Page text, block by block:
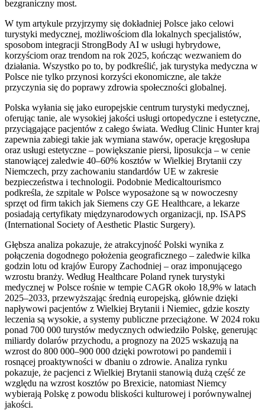
bezgraniczny most.
W tym artykule przyjrzymy się dokładniej Polsce jako celowi
turystyki medycznej, możliwościom dla lokalnych specjalistów,
sposobom integracji StrongBody AI w usługi hybrydowe,
korzyściom oraz trendom na rok 2025, kończąc wezwaniem do
działania. Wszystko po to, by podkreślić, jak turystyka medyczna w
Polsce nie tylko przynosi korzyści ekonomiczne, ale także
przyczynia się do poprawy zdrowia społeczności globalnej.
Polska wyłania się jako europejskie centrum turystyki medycznej,
oferując tanie, ale wysokiej jakości usługi ortopedyczne i estetyczne,
przyciągające pacjentów z całego świata. Według Clinic Hunter kraj
zapewnia zabiegi takie jak wymiana stawów, operacje kręgosłupa
oraz usługi estetyczne – powiększanie piersi, liposukcja – w cenie
stanowiącej zaledwie 40–60% kosztów w Wielkiej Brytanii czy
Niemczech, przy zachowaniu standardów UE w zakresie
bezpieczeństwa i technologii. Podobnie Medicaltourismco
podkreśla, że szpitale w Polsce wyposażone są w nowoczesny
sprzęt od firm takich jak Siemens czy GE Healthcare, a lekarze
posiadają certyfikaty międzynarodowych organizacji, np. ISAPS
(International Society of Aesthetic Plastic Surgery).
Głębsza analiza pokazuje, że atrakcyjność Polski wynika z
połączenia dogodnego położenia geograficznego – zaledwie kilka
godzin lotu od krajów Europy Zachodniej – oraz imponującego
wzrostu branży. Według Healthcare Poland rynek turystyki
medycznej w Polsce rośnie w tempie CAGR około 18,9% w latach
2025–2033, przewyższając średnią europejską, głównie dzięki
napływowi pacjentów z Wielkiej Brytanii i Niemiec, gdzie koszty
leczenia są wysokie, a systemy publiczne przeciążone. W 2024 roku
ponad 700 000 turystów medycznych odwiedziło Polskę, generując
miliardy dolarów przychodu, a prognozy na 2025 wskazują na
wzrost do 800 000–900 000 dzięki powrotowi po pandemii i
rosnącej proaktywności w dbaniu o zdrowie. Analiza rynku
pokazuje, że pacjenci z Wielkiej Brytanii stanowią dużą część ze
względu na wzrost kosztów po Brexicie, natomiast Niemcy
wybierają Polskę z powodu bliskości kulturowej i porównywalnej
jakości.